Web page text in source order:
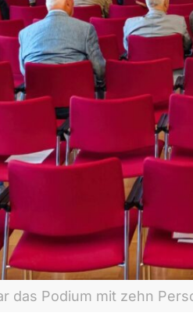
das Podium mit zehn